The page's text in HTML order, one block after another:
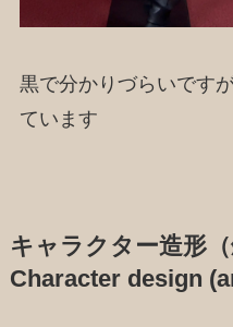
黒で分かりづらいです
ています
キャラクター造形（
Character design